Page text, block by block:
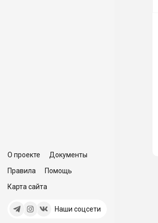
О проекте
Документы
Правила
Помощь
Карта сайта
Наши соцсети